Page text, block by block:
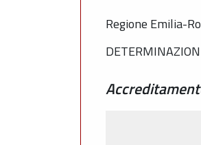
Regione Emilia-